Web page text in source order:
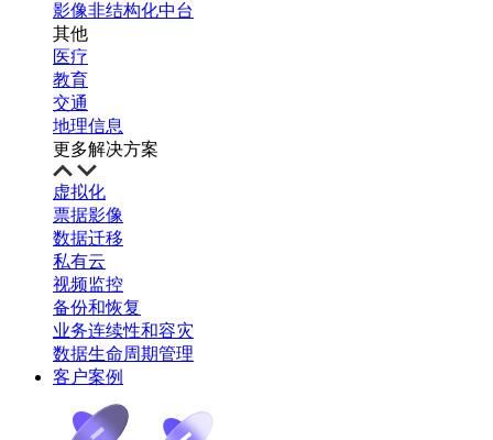
影像非结构化中台
其他
医疗
教育
交通
地理信息
更多解决方案
虚拟化
票据影像
数据迁移
私有云
视频监控
备份和恢复
业务连续性和容灾
数据生命周期管理
客户案例